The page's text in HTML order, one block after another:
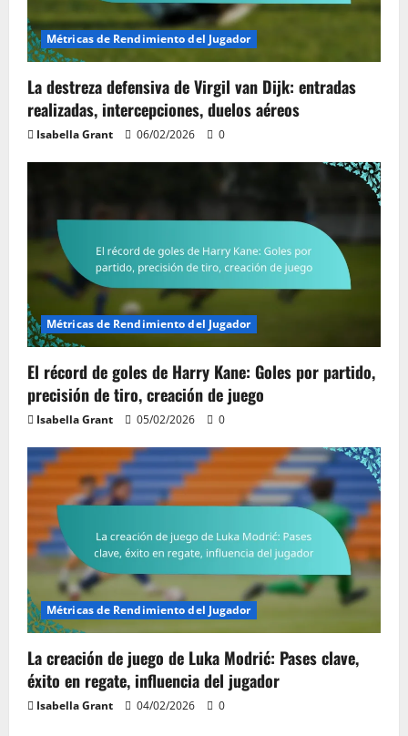
Métricas de Rendimiento del Jugador
La destreza defensiva de Virgil van Dijk: entradas
realizadas, intercepciones, duelos aéreos
Isabella Grant 06/02/2026 0
Métricas de Rendimiento del Jugador
El récord de goles de Harry Kane: Goles por partido,
precisión de tiro, creación de juego
Isabella Grant 05/02/2026 0
Métricas de Rendimiento del Jugador
La creación de juego de Luka Modrić: Pases clave,
éxito en regate, influencia del jugador
Isabella Grant 04/02/2026 0